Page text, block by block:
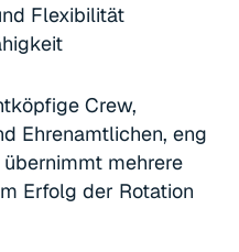
Flexibilität
Crew,
Ehrenamtlichen, eng
mehrere
Erfolg der Rotation